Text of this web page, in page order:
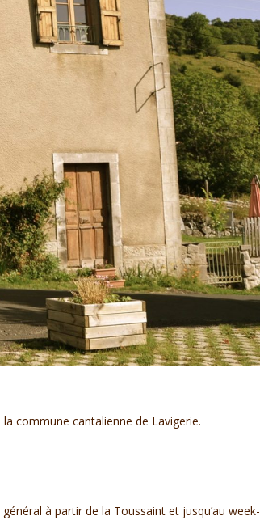
commune cantalienne de Lavigerie.
général à partir de la Toussaint et jusqu’au week-